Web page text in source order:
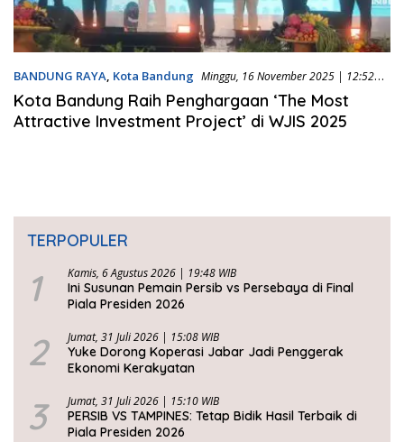
BANDUNG RAYA, Kota Bandung Minggu, 16 November 2025 | 12:52
WIB
Kota Bandung Raih Penghargaan ‘The Most
Attractive Investment Project’ di WJIS 2025
TERPOPULER
1 Kamis, 6 Agustus 2026 | 19:48 WIB
Ini Susunan Pemain Persib vs Persebaya di Final
Piala Presiden 2026
2 Jumat, 31 Juli 2026 | 15:08 WIB
Yuke Dorong Koperasi Jabar Jadi Penggerak
Ekonomi Kerakyatan
3 Jumat, 31 Juli 2026 | 15:10 WIB
PERSIB VS TAMPINES: Tetap Bidik Hasil Terbaik di
Piala Presiden 2026